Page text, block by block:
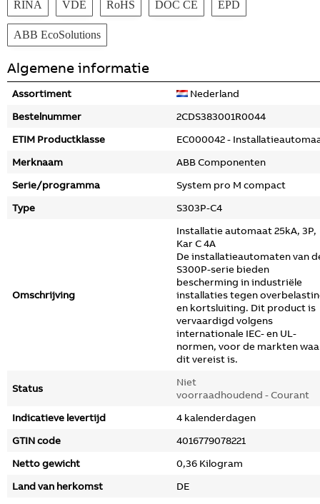
RINA VDE RoHS DOC CE EPD
ABB EcoSolutions
Algemene informatie
Assortiment
Nederland
Bestelnummer
2CDS383001R0044
ETIM Productklasse
EC000042 -
Merknaam
ABB Componenten
Serie/programma
System pro M compact
Type
S303P-C4
Omschrijving
Installatie automaat 25kA, 3P,
Kar C 4A
De installatieautomaten van
S300P-serie bieden
bescherming in industriële
installaties tegen
en kortsluiting. Dit product is
vervaardigd volgens
internationale IEC- en UL-
normen, voor de markten
dit vereist is.
Status
Niet
voorraadhoudend - Courant
Indicatieve levertijd
4 kalenderdagen
GTIN code
4016779078221
Netto gewicht
0,36 Kilogram
Land van herkomst
DE